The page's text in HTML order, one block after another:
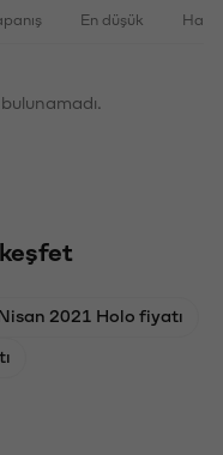
En düşük
2021 Holo fiyatı